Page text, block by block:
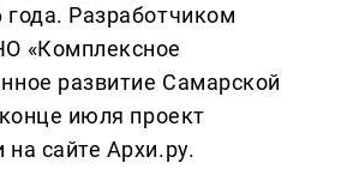
Разработчиком
«Комплексное
развитие Самарской
июля проект
на сайте Архи.ру.